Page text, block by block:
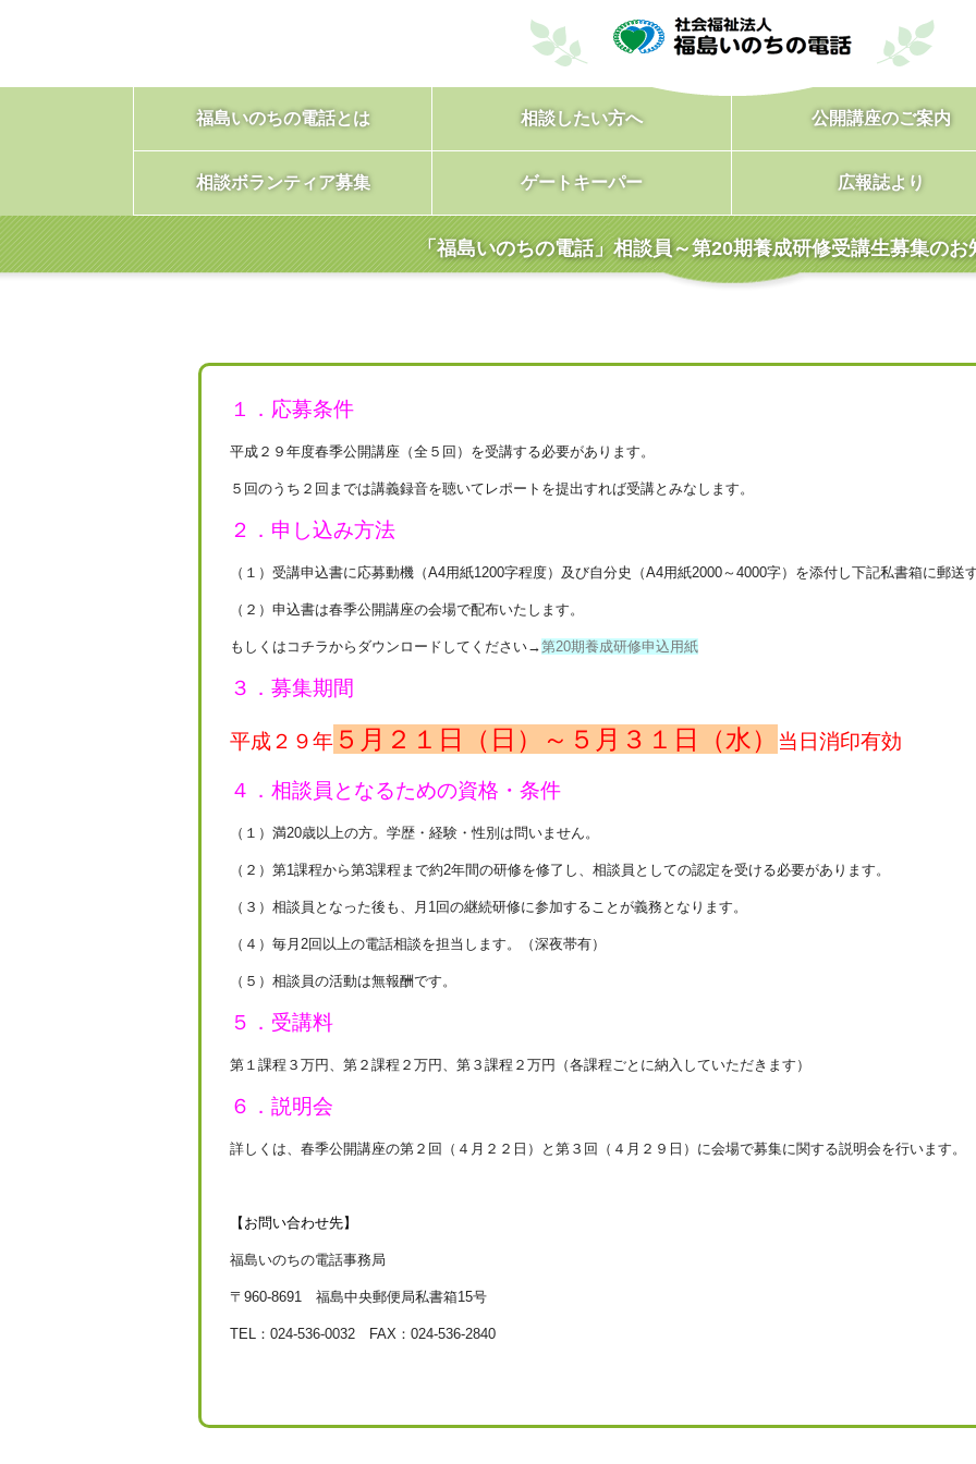
福島いのちの電話とは 相談したい方へ 公開講座のご案内
相談ボランティア募集 ゲートキーパー 広報誌より
「福島いのちの電話」相談員～第20期養成研修受講生募集のお
１．応募条件
平成２９年度春季公開講座（全５回）を受講する必要があります。
５回のうち２回までは講義録音を聴いてレポートを提出すれば受講とみなします。
２．申し込み方法
（１）受講申込書に応募動機（A4用紙1200字程度）及び自分史（A4用紙2000～4000字）を添付し下記私書箱に郵送
（２）申込書は春季公開講座の会場で配布いたします。
もしくはコチラからダウンロードしてください→第20期養成研修申込用紙
３．募集期間
平成２９年５月２１日（日）～５月３１日（水） 当日消印有効
４．相談員となるための資格・条件
（１）満20歳以上の方。学歴・経験・性別は問いません。
（２）第1課程から第3課程まで約2年間の研修を修了し、相談員としての認定を受ける必要があります。
（３）相談員となった後も、月1回の継続研修に参加することが義務となります。
（４）毎月2回以上の電話相談を担当します。（深夜帯有）
（５）相談員の活動は無報酬です。
５．受講料
第１課程３万円、第２課程２万円、第３課程２万円（各課程ごとに納入していただきます）
６．説明会
詳しくは、春季公開講座の第２回（４月２２日）と第３回（４月２９日）に会場で募集に関する説明会を行います。
【お問い合わせ先】
福島いのちの電話事務局
〒960-8691 福島中央郵便局私書箱15号
TEL：024-536-0032 FAX：024-536-2840